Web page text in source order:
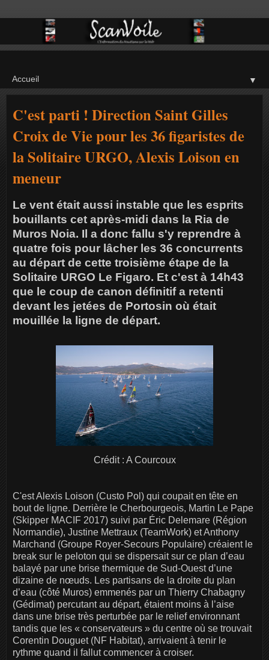
▼
C'est parti ! Direction Saint Gilles
Croix de Vie pour les 36 figaristes de
la Solitaire URGO, Alexis Loison en
meneur
Le vent était aussi instable que les esprits
bouillants cet après-midi dans la Ria de
Muros Noia. Il a donc fallu s'y reprendre à
quatre fois pour lâcher les 36 concurrents
au départ de cette troisième étape de la
Solitaire URGO Le Figaro. Et c'est à 14h43
que le coup de canon définitif a retenti
devant les jetées de Portosin où était
mouillée la ligne de départ.
Crédit : A Courcoux
C'est Alexis Loison (Custo Pol) qui coupait en tête en
bout de ligne. Derrière le Cherbourgeois, Martin Le Pape
(Skipper MACIF 2017) suivi par Éric Delemare (Région
Normandie), Justine Mettraux (TeamWork) et Anthony
Marchand (Groupe Royer-Secours Populaire) créaient le
break sur le peloton qui se dispersait sur ce plan d’eau
balayé par une brise thermique de Sud-Ouest d’une
dizaine de nœuds. Les partisans de la droite du plan
d’eau (côté Muros) emmenés par un Thierry Chabagny
(Gédimat) percutant au départ, étaient moins à l’aise
dans une brise très perturbée par le relief environnant
tandis que les « conservateurs » du centre où se trouvait
Corentin Douguet (NF Habitat), arrivaient à tenir le
rythme quand il fallut commencer à croiser.